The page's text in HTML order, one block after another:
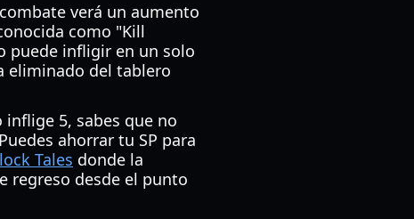
verá un aumento
como "Kill
puede infligir en un solo
eliminado del tablero
5, sabes que no
ahorrar tu SP para
Tales donde la
regreso desde el punto